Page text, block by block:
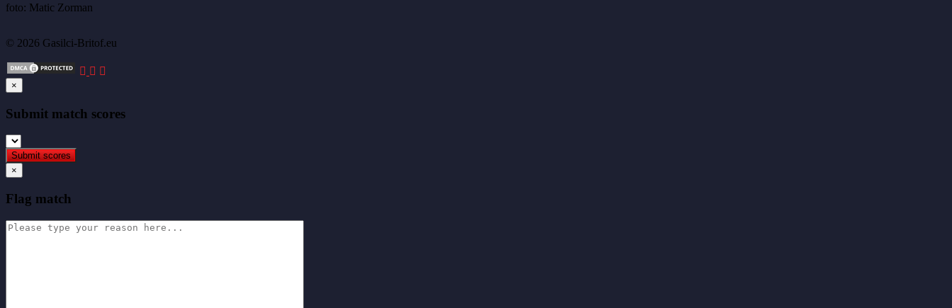
foto: Matic Zorman
© 2026 Gasilci-Britof.eu
×
Submit match scores
×
Flag match